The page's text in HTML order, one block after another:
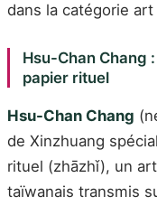
dans la catégorie
Hsu-Chan Chang
papier rituel
Hsu-Chan Chang
de Xinzhuang
rituel (zhāzhǐ), un
taïwanais transmis